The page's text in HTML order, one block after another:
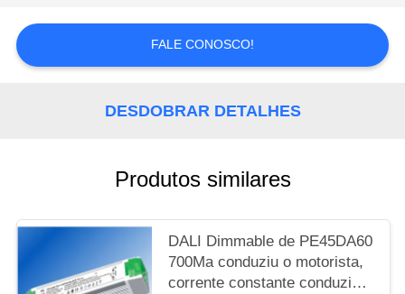
FALE CONOSCO!
DESDOBRAR DETALHES
Produtos similares
DALI Dimmable de PE45DA60
700Ma conduziu o motorista,
corrente constante conduzida